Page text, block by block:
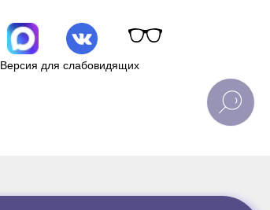
Версия для слабовидящих